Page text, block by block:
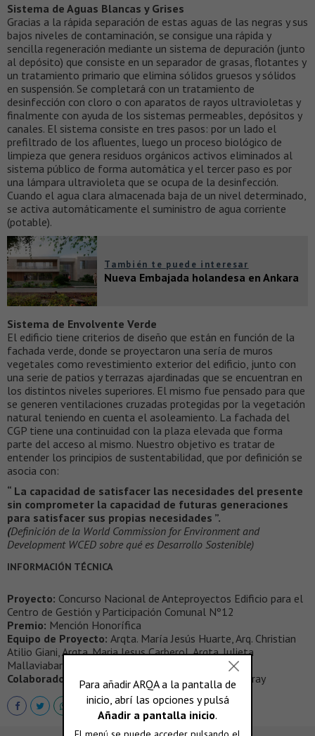
Sistema de Aguas Blancas y Grises
Gracias a la rápida separación de estas aguas de las negras y sus
bajos niveles de contaminación, se consigue una rápida y
sencilla regeneración mediante un sistema de depuración (junto
al depósito) que consiste en un separador de grasas, flotantes y
un tratamiento primario que elimina sólidos gruesos y sólidos
en suspensión. Se completará con un tratamiento de
desinfección con cloro o con aparatos de rayos ultravioletas y
finalmente con ayuda de los sistemas permeables, depósitos y
canales. El sistema consiste en tres pasos: por un lado el
prefiltrado de los afluentes, luego un proceso biológico de
limpieza que genera residuos orgánicos activos eliminados al
sistema público de forma automática y el tercer paso es por
una lámpara ultravioleta que se ocupa de la desinfección.
Cuando el agua clara almacenada baja de un nivel determinado,
se activa automáticamente el suministro de agua corriente
(potable).
También te puede interesar
Nueva Embajada holandesa en Ankara
Sistema de Envolvente Verde
El edificio tiene criterios de diseño que están en función de la
fachada verde, donde se proyectaron una sería de muros
vegetales como revestimiento exterior del edificio, junto con
una serie de patios y terrazas ajardinadas que se encuentran en
los distintos niveles superiores. El mismo fue pensado para que
se generen ventilaciones cruzadas protegidas por la vegetación
natural teniendo en cuenta el asoleamiento. La fachada del
CGP tiene una continuidad con la plaza elevada que forma
parte del acceso al mismo. Nuestro objetivo es tratar de
entender los principios de sustentabilidad, que por definición se
asocia con:
“ La capacidad de satisfacer las necesidades del presente
sin comprometer la capacidad de futuras generaciones
para satisfacer sus propias necesidades ”.
(Definición de la World Commission for Environment and
Development WCED sobre qué es Desarrollo Sostenible)
INFORMACIÓN TÉCNICA
Proyecto: Concurso Nacional de Anteproyectos Edificio para el
Centro de Gestión y Participación Comunal Nº12
Premio: Mención Honorífica
Equipo de Proyecto: Arqta. María Jesús Huarte, Arq. Christian
Atilio Giani, Arqta. Maria Jesus Carberol, Arqta. Julieta
Mallaviabarrena
Colaboradores: Sr. Juan Ignacio Passera, Lic. Brian Gray